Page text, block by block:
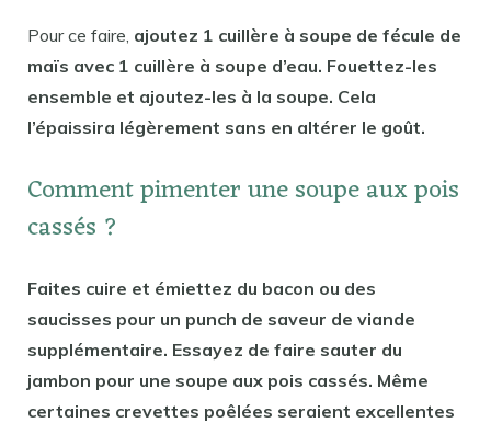
Pour ce faire, ajoutez 1 cuillère à soupe de fécule de
maïs avec 1 cuillère à soupe d’eau. Fouettez-les
ensemble et ajoutez-les à la soupe. Cela
l’épaissira légèrement sans en altérer le goût.
Comment pimenter une soupe aux pois
cassés ?
Faites cuire et émiettez du bacon ou des
saucisses pour un punch de saveur de viande
supplémentaire. Essayez de faire sauter du
jambon pour une soupe aux pois cassés. Même
certaines crevettes poêlées seraient excellentes